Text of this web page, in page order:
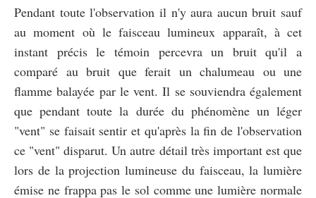
Pendant toute l'observation il n'y aura aucun bruit sauf
au moment où le faisceau lumineux apparaît, à cet
instant précis le témoin percevra un bruit qu'il a
comparé au bruit que ferait un chalumeau ou une
flamme balayée par le vent. Il se souviendra également
que pendant toute la durée du phénomène un léger
"vent" se faisait sentir et qu'après la fin de l'observation
ce "vent" disparut. Un autre détail très important est que
lors de la projection lumineuse du faisceau, la lumière
émise ne frappa pas le sol comme une lumière normale